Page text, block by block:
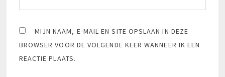
MIJN NAAM, E-MAIL EN SITE OPSLAAN IN DEZE
BROWSER VOOR DE VOLGENDE KEER WANNEER IK EEN
REACTIE PLAATS.